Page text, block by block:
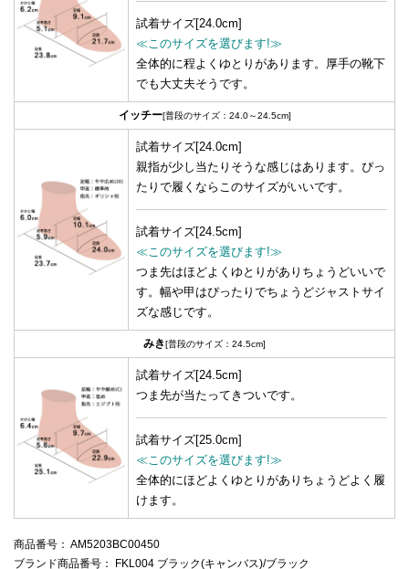
試着サイズ[24.0cm]
≪このサイズを選びます!≫
全体的に程よくゆとりがあります。厚手の靴下
でも大丈夫そうです。
イッチー[普段のサイズ：24.0～24.5cm]
試着サイズ[24.0cm]
親指が少し当たりそうな感じはあります。ぴっ
たりで履くならこのサイズがいいです。
試着サイズ[24.5cm]
≪このサイズを選びます!≫
つま先はほどよくゆとりがありちょうどいいで
す。幅や甲はぴったりでちょうどジャストサイ
ズな感じです。
みき[普段のサイズ：24.5cm]
試着サイズ[24.5cm]
つま先が当たってきついです。
試着サイズ[25.0cm]
≪このサイズを選びます!≫
全体的にほどよくゆとりがありちょうどよく履
けます。
商品番号 ： AM5203BC00450
ブランド商品番号 ： FKL004 ブラック(キャンバス)/ブラック